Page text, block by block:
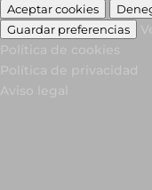
Aceptar cookies
Guardar preferencias